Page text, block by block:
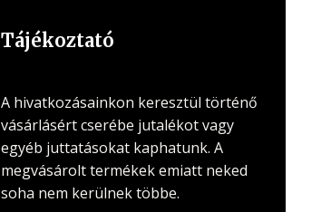
Tájékoztató
A hivatkozásainkon keresztül történő
vásárlásért cserébe jutalékot vagy
egyéb juttatásokat kaphatunk. A
megvásárolt termékek emiatt neked
soha nem kerülnek többe.